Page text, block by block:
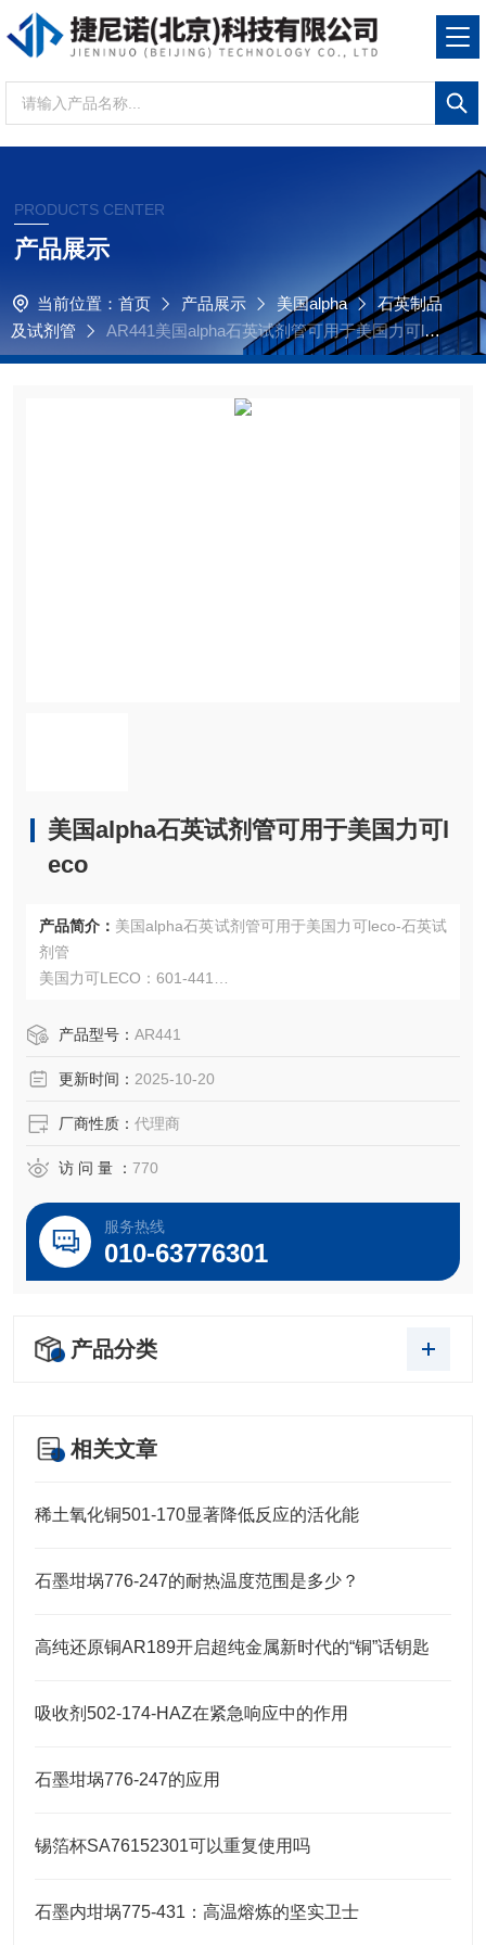
PRODUCTS CENTER
产品展示
当前位置： 首页 产品展示 美国alpha
石英制品
及试剂管
AR441美国alpha石英试剂管可用于美国力可lec
o
美国alpha石英试剂管可用于美国力可l
eco
产品简介： 美国alpha石英试剂管可用于美国力可leco-石英试
剂管
美国力可LECO：601-441
OEM厂商；我们提供的所有产品都是高质量高性价的，适用
产品型号： AR441
更新时间： 2025-10-20
厂商性质： 代理商
访 问 量 ： 770
服务热线
010-63776301
产品分类
相关文章
稀土氧化铜501-170显著降低反应的活化能
石墨坩埚776-247的耐热温度范围是多少？
高纯还原铜AR189开启超纯金属新时代的“铜”话钥匙
吸收剂502-174-HAZ在紧急响应中的作用
石墨坩埚776-247的应用
锡箔杯SA76152301可以重复使用吗
石墨内坩埚775-431：高温熔炼的坚实卫士